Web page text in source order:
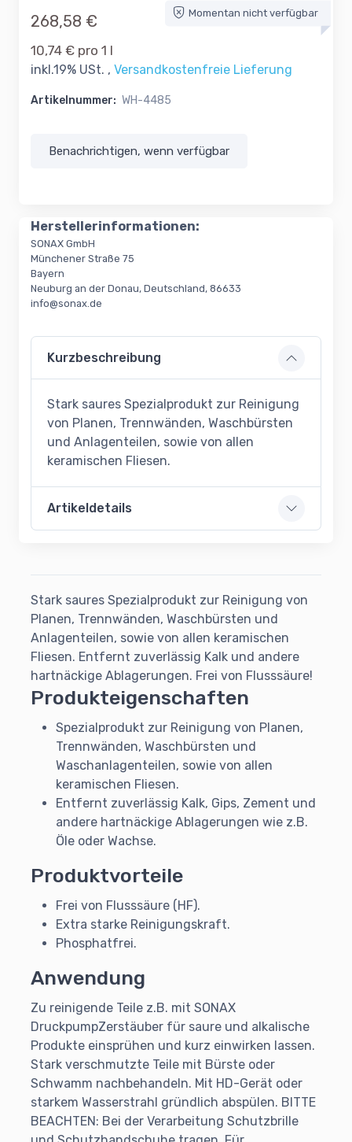
Momentan nicht verfügbar
268,58 €
10,74 € pro 1 l
inkl.19% USt. , Versandkostenfreie Lieferung
Artikelnummer: WH-4485
Benachrichtigen, wenn verfügbar
Herstellerinformationen:
SONAX GmbH
Münchener Straße 75
Bayern
Neuburg an der Donau, Deutschland, 86633
info@sonax.de
Kurzbeschreibung
Stark saures Spezialprodukt zur Reinigung
von Planen, Trennwänden, Waschbürsten
und Anlagenteilen, sowie von allen
keramischen Fliesen.
Artikeldetails
Stark saures Spezialprodukt zur Reinigung von
Planen, Trennwänden, Waschbürsten und
Anlagenteilen, sowie von allen keramischen
Fliesen. Entfernt zuverlässig Kalk und andere
hartnäckige Ablagerungen. Frei von Flusssäure!
Produkteigenschaften
Spezialprodukt zur Reinigung von Planen,
Trennwänden, Waschbürsten und
Waschanlagenteilen, sowie von allen
keramischen Fliesen.
Entfernt zuverlässig Kalk, Gips, Zement und
andere hartnäckige Ablagerungen wie z.B.
Öle oder Wachse.
Produktvorteile
Frei von Flusssäure (HF).
Extra starke Reinigungskraft.
Phosphatfrei.
Anwendung
Zu reinigende Teile z.B. mit SONAX
DruckpumpZerstäuber für saure und alkalische
Produkte einsprühen und kurz einwirken lassen.
Stark verschmutzte Teile mit Bürste oder
Schwamm nachbehandeln. Mit HD-Gerät oder
starkem Wasserstrahl gründlich abspülen. BITTE
BEACHTEN: Bei der Verarbeitung Schutzbrille